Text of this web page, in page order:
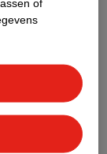
in de
betekent dat je
of